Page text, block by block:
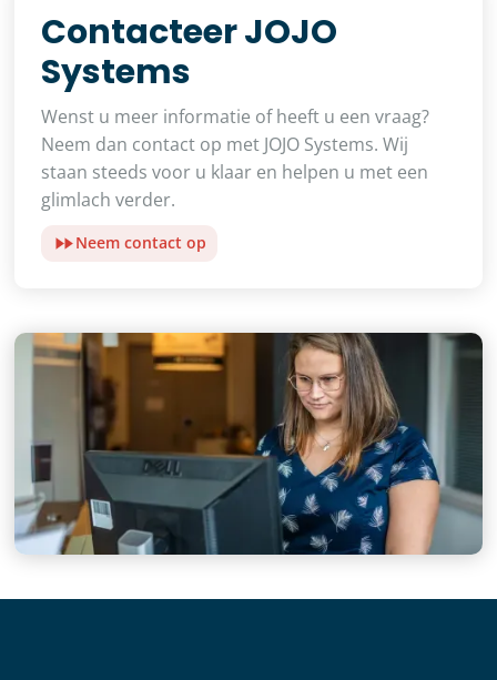
Contacteer JOJO
Systems
Wenst u meer informatie of heeft u een vraag?
Neem dan contact op met JOJO Systems. Wij
staan steeds voor u klaar en helpen u met een
glimlach verder.
Neem contact op